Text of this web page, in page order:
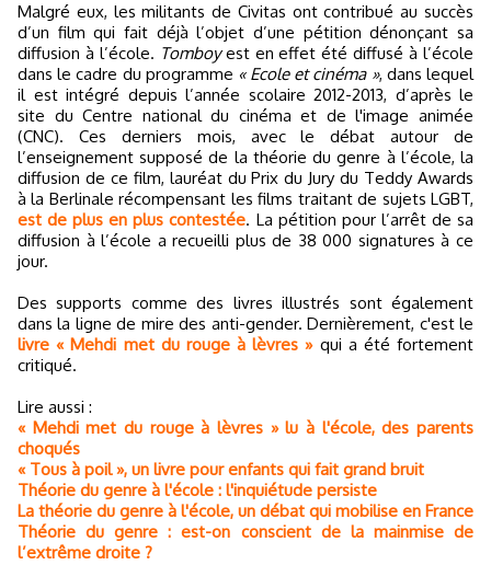
Malgré eux, les militants de Civitas ont contribué au succès
d’un film qui fait déjà l’objet d’une pétition dénonçant sa
diffusion à l’école. Tomboyest en effet été diffusé à l’école
dans le cadre du programme « Ecole et cinéma », dans lequel
il est intégré depuis l’année scolaire 2012-2013, d’après le
site du Centre national du cinéma et de l'image animée
(CNC). Ces derniers mois, avec le débat autour de
l’enseignement supposé de la théorie du genre à l’école, la
diffusion de ce film, lauréat du Prix du Jury du Teddy Awards
à la Berlinale récompensant les films traitant de sujets LGBT,
est de plus en plus contestée. La pétition pour l’arrêt de sa
diffusion à l’école a recueilli plus de 38 000 signatures à ce
jour.
Des supports comme des livres illustrés sont également
dans la ligne de mire des anti-gender. Dernièrement, c'est le
livre « Mehdi met du rouge à lèvres »qui a été fortement
critiqué.
Lire aussi :
« Mehdi met du rouge à lèvres » lu à l'école, des parents
choqués
« Tous à poil », un livre pour enfants qui fait grand bruit
Théorie du genre à l'école : l'inquiétude persiste
La théorie du genre à l'école, un débat qui mobilise en France
Théorie du genre : est-on conscient de la mainmise de
l’extrême droite ?